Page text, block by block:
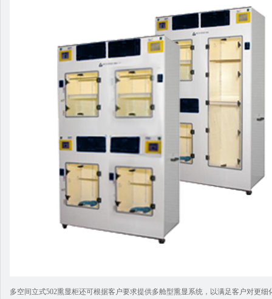
多空间立式502熏显柜还可根据客户要求提供多舱型熏显系统，以满足客户对更